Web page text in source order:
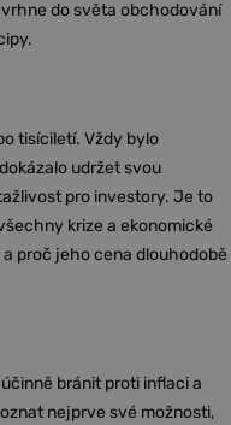
do světa obchodování
tisíciletí. Vždy bylo
udržet svou
pro investory. Je to
krize a ekonomické
proč jeho cena dlouhodobě
bránit proti inflaci a
nejprve své možnosti,